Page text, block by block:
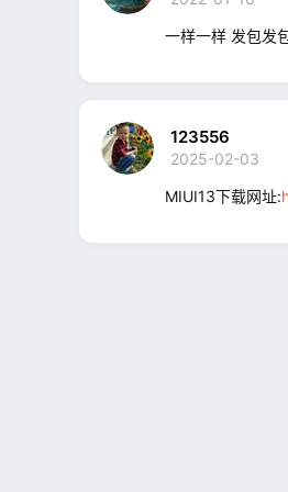
一样一样 发包发
123556
2025-02-03
MIUI13下载网址: